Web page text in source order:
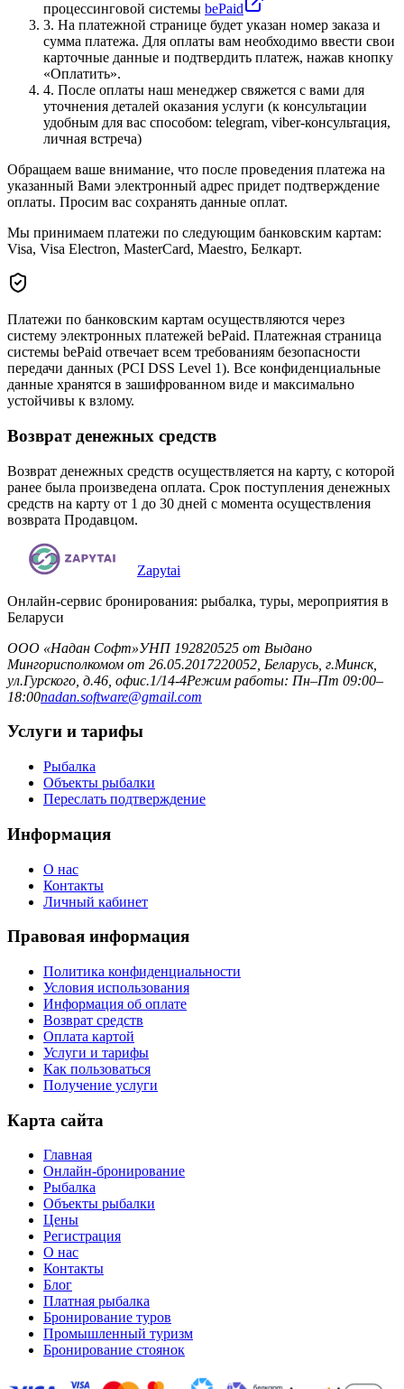
процессинговой системы bePaid
3. На платежной странице будет указан номер заказа и
сумма платежа. Для оплаты вам необходимо ввести свои
карточные данные и подтвердить платеж, нажав кнопку
«Оплатить».
4. После оплаты наш менеджер свяжется с вами для
уточнения деталей оказания услуги (к консультации
удобным для вас способом: telegram, viber-консультация,
личная встреча)
Обращаем ваше внимание, что после проведения платежа на
указанный Вами электронный адрес придет подтверждение
оплаты. Просим вас сохранять данные оплат.
Мы принимаем платежи по следующим банковским картам:
Visa, Visa Electron, MasterCard, Maestro, Белкарт.
Платежи по банковским картам осуществляются через
систему электронных платежей bePaid. Платежная страница
системы bePaid отвечает всем требованиям безопасности
передачи данных (PCI DSS Level 1). Все конфиденциальные
данные хранятся в зашифрованном виде и максимально
устойчивы к взлому.
Возврат денежных средств
Возврат денежных средств осуществляется на карту, с которой
ранее была произведена оплата. Срок поступления денежных
средств на карту от 1 до 30 дней с момента осуществления
возврата Продавцом.
Zapytai
Онлайн-сервис бронирования: рыбалка, туры, мероприятия в
Беларуси
ООО «Надан Софт»УНП 192820525 от Выдано
Мингорисполкомом от 26.05.2017220052, Беларусь, г.Минск,
ул.Гурского, д.46, офис.1/14-4Режим работы: Пн–Пт 09:00–
18:00nadan.software@gmail.com
Услуги и тарифы
Рыбалка
Объекты рыбалки
Переслать подтверждение
Информация
О нас
Контакты
Личный кабинет
Правовая информация
Политика конфиденциальности
Условия использования
Информация об оплате
Возврат средств
Оплата картой
Услуги и тарифы
Как пользоваться
Получение услуги
Карта сайта
Главная
Онлайн-бронирование
Рыбалка
Объекты рыбалки
Цены
Регистрация
О нас
Контакты
Блог
Платная рыбалка
Бронирование туров
Промышленный туризм
Бронирование стоянок